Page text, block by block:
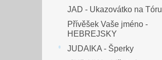
JAD - Ukazovátko na Tóru
Přívěšek Vaše jméno -
HEBREJSKY
JUDAIKA - Šperky